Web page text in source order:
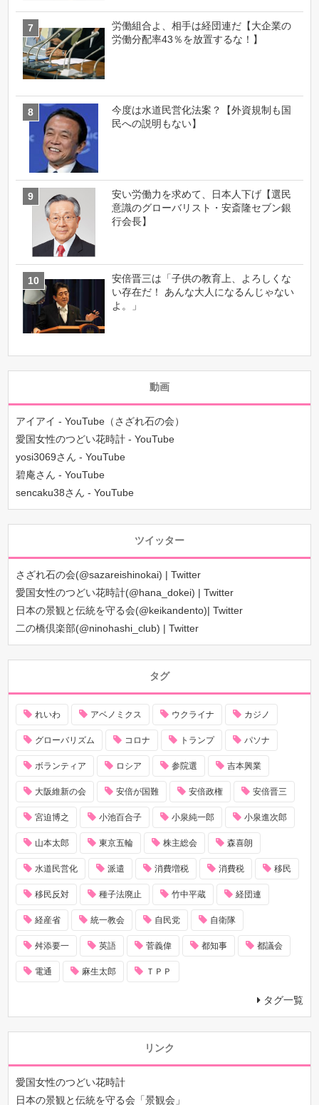
労働組合よ、相手は経団連だ【大企業の
労働分配率43％を放置するな！】
今度は水道民営化法案？【外資規制も国
民への説明もない】
安い労働力を求めて、日本人下げ【選民
意識のグローバリスト・安斎隆セブン銀
行会長】
安倍晋三は「子供の教育上、よろしくな
い存在だ！ あんな大人になるんじゃない
よ。」
動画
アイアイ - YouTube（さざれ石の会）
愛国女性のつどい花時計 - YouTube
yosi3069さん - YouTube
碧庵さん - YouTube
sencaku38さん - YouTube
ツイッター
さざれ石の会(@sazareishinokai) | Twitter
愛国女性のつどい花時計(@hana_dokei) | Twitter
日本の景観と伝統を守る会(@keikandento)| Twitter
二の橋倶楽部(@ninohashi_club) | Twitter
タグ
れいわ アベノミクス ウクライナ カジノ
グローバリズム コロナ トランプ パソナ
ボランティア ロシア 参院選 吉本興業
大阪維新の会 安倍が国難 安倍政権 安倍晋三
宮迫博之 小池百合子 小泉純一郎 小泉進次郎
山本太郎 東京五輪 株主総会 森喜朗
水道民営化 派遣 消費増税 消費税 移民
移民反対 種子法廃止 竹中平蔵 経団連
経産省 統一教会 自民党 自衛隊
舛添要一 英語 菅義偉 都知事 都議会
電通 麻生太郎 ＴＰＰ
タグ一覧
リンク
愛国女性のつどい花時計
日本の景観と伝統を守る会「景観会」